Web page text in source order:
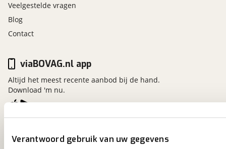
Verantwoord gebruik van uw gegevens
Elektronisch Sper Differentieel
grootlichtassistent
hoofd airbag(s) voor
parkeer assistent
parkeersensor achter
passagiersairbag
verkeersbord detectie
Veelgestelde vragen
Blog
Contact
Kosterijland15
viaBOVAG.nl app
Altijd het meest recente aanbod bij de hand.
Download 'm nu.